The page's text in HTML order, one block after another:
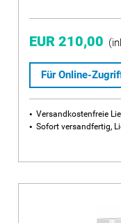
EUR 210,00
Für Online-
Versandkostenfreie
Sofort versandfertig,